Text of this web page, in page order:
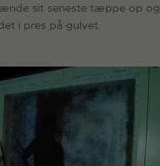
sit seneste tæppe op og
i pres på gulvet.